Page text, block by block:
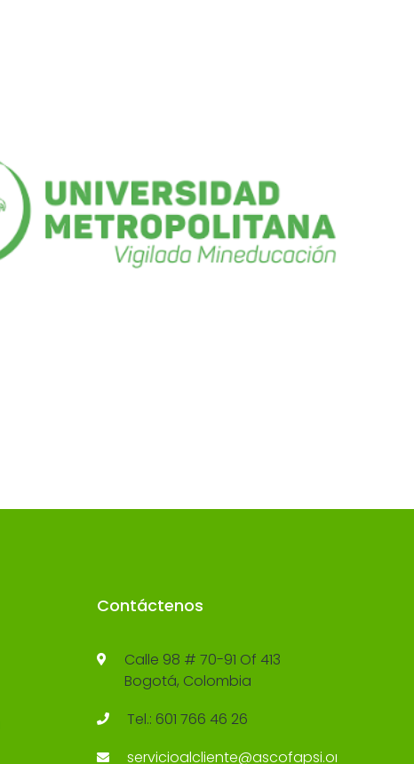
Contáctenos
Calle 98 # 70-91 Of 413
Bogotá, Colombia
Tel.: 601 766 46 26
servicioalcliente@ascofapsi.org.co